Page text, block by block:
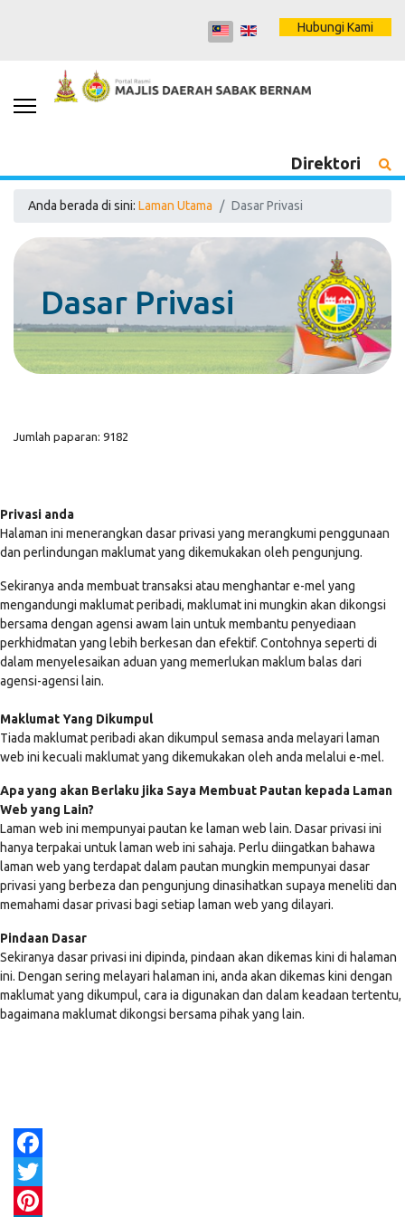
Hubungi Kami
Direktori
Anda berada di sini: Laman Utama Dasar Privasi
Dasar Privasi
Jumlah paparan: 9182
Privasi anda
Halaman ini menerangkan dasar privasi yang merangkumi penggunaan
dan perlindungan maklumat yang dikemukakan oleh pengunjung.
Sekiranya anda membuat transaksi atau menghantar e-mel yang
mengandungi maklumat peribadi, maklumat ini mungkin akan dikongsi
bersama dengan agensi awam lain untuk membantu penyediaan
perkhidmatan yang lebih berkesan dan efektif. Contohnya seperti di
dalam menyelesaikan aduan yang memerlukan maklum balas dari
agensi-agensi lain.
Maklumat Yang Dikumpul
Tiada maklumat peribadi akan dikumpul semasa anda melayari laman
web ini kecuali maklumat yang dikemukakan oleh anda melalui e-mel.
Apa yang akan Berlaku jika Saya Membuat Pautan kepada Laman
Web yang Lain?
Laman web ini mempunyai pautan ke laman web lain. Dasar privasi ini
hanya terpakai untuk laman web ini sahaja. Perlu diingatkan bahawa
laman web yang terdapat dalam pautan mungkin mempunyai dasar
privasi yang berbeza dan pengunjung dinasihatkan supaya meneliti dan
memahami dasar privasi bagi setiap laman web yang dilayari.
Pindaan Dasar
Sekiranya dasar privasi ini dipinda, pindaan akan dikemas kini di halaman
ini. Dengan sering melayari halaman ini, anda akan dikemas kini dengan
maklumat yang dikumpul, cara ia digunakan dan dalam keadaan tertentu,
bagaimana maklumat dikongsi bersama pihak yang lain.
Facebook
Twitter